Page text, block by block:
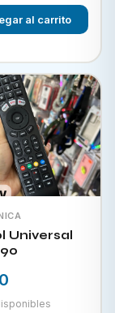
al carrito
Universal